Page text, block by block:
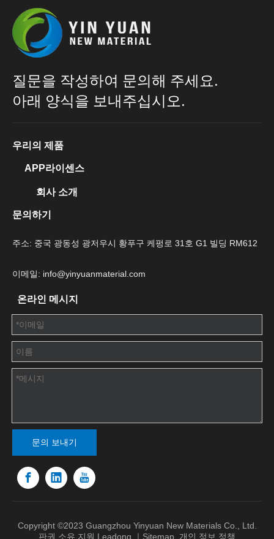
질문을 작성하여 문의해 주세요.
아래 양식을 보내주십시오.
우리의 제품
APP라이센스
회사 소개
문의하기
주소: 중국 광동성 광저우시 황푸구 케펑로 31호 G1 빌딩 RM612
이메일: info@yinyuanmaterial.com
온라인 메시지
문의 보내기
Copyright ©2023 Guangzhou Yinyuan New Materials Co., Ltd.
판권 소유.지원 Leadong ｜ Sitemap 개인 정보 정책